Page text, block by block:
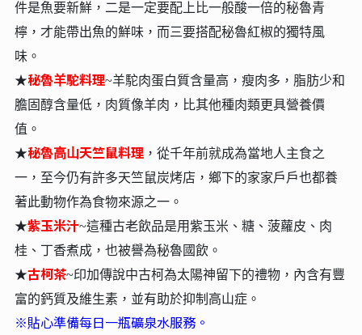
件是⿂要新鮮，⼆是⼀定要配上比⼀般酸⼀倍的秘魯青
檸，才能帶出⿂的鮮味，⽽三要搭配秘魯紅椒的獨特風
味。
★秘魯⽺駝料理~⽺駝⾁蛋⽩質含量⾼，瘦⾁多，脂肪少和
膽固醇含量低，⾁質像⽺⾁，比其他種⾁類更具營養價
值。
★秘魯⾼⼭天竺鼠料理，從千年前就成為當地⼈主食之
⼀，⾄今仍有許多天竺鼠炭烤店，鄉下的家家⼾⼾也都養
著此動物作為食物來源之⼀。
★紫玉米汁~這種古老飲品是⽤紫⽟米、糖、菠蘿⽪、⾁
桂、丁香煮成，也被譽為秘魯國飲。
★古柯茶~印加傳說中古柯為太陽神留下的禮物，內含有豐
富的鈣質及維生素，並有助於抑制高山症。
※貼心準備每日一瓶礦泉水服務。